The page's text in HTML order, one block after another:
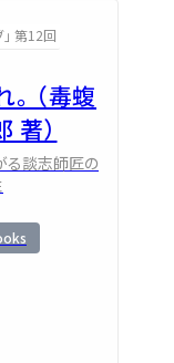
」 第12回
。 （毒蝮
著）
る談志師匠の